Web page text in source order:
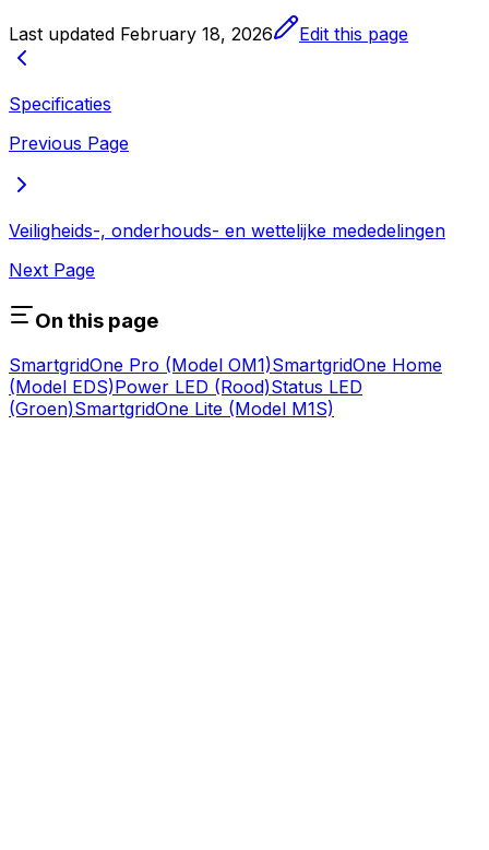
Last updated February 18, 2026 Edit this page
Specificaties
Previous Page
Veiligheids-, onderhouds- en wettelijke mededelingen
Next Page
On this page
SmartgridOne Pro (Model OM1)SmartgridOne Home
(Model EDS)Power LED (Rood)Status LED
(Groen)SmartgridOne Lite (Model M1S)